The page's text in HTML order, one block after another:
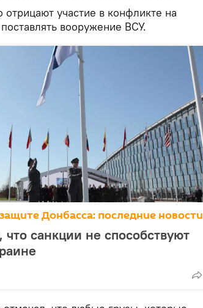
участие в конфликте на
вооружение ВСУ.
Донбасса: последние новости
санкции не способствуют